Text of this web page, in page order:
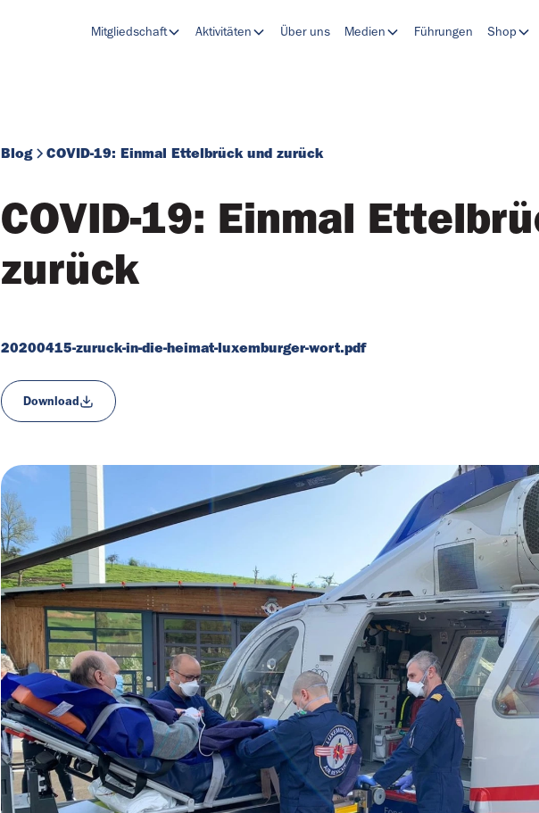
Mitgliedschaft Aktivitäten Über uns Medien Führungen Shop
Blog COVID-19: Einmal Ettelbrück und zurück
COVID-19: Einmal
zurück
20200415-zuruck-in-die-heimat-luxemburger-wort.pdf
Download